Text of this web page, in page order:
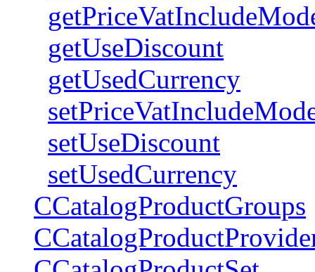
getUseDiscount
getUsedCurrency
setUseDiscount
setUsedCurrency
CCatalogProductGroups